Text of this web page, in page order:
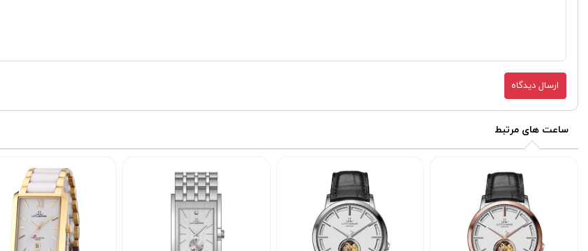
ارسال دیدگاه
ساعت های مرتبط